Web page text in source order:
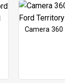
Camera 360